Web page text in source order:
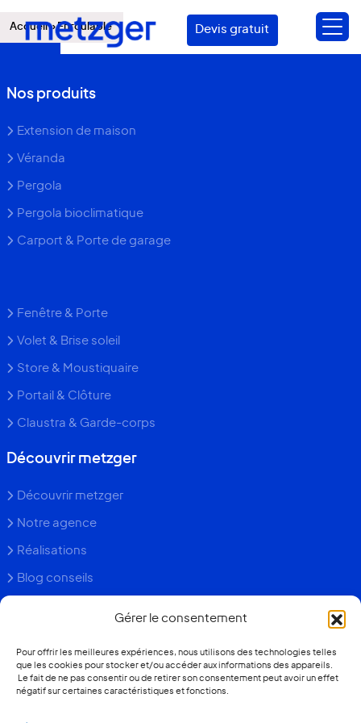
Gérer le consentement
Pour offrir les meilleures expériences, nous utilisons des technologies telles
que les cookies pour stocker et/ou accéder aux informations des appareils.
Le fait de ne pas consentir ou de retirer son consentement peut avoir un effet
négatif sur certaines caractéristiques et fonctions.
Devis gratuit
Accueil»Enroulable
Nos produits
Extension de maison
Véranda
Pergola
Pergola bioclimatique
Carport & Porte de garage
Fenêtre & Porte
Volet & Brise soleil
Store & Moustiquaire
Portail & Clôture
Claustra & Garde-corps
Découvrir metzger
Découvrir metzger
Notre agence
Réalisations
Blog conseils
+352 26 36 13 93